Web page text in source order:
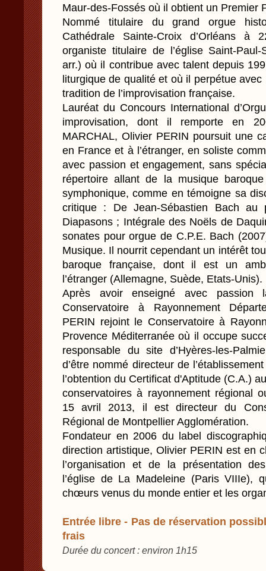
Maur-des-Fossés où il obtient un
Nommé titulaire du grand orgue
Cathédrale Sainte-Croix d’Orléans
organiste titulaire de l’église Saint-
arr.) où il contribue avec talent depuis
liturgique de qualité et où il perpétue
tradition de l’improvisation française.
Lauréat du Concours International
improvisation, dont il remporte en
MARCHAL, Olivier PERIN poursuit une
en France et à l’étranger, en soliste
avec passion et engagement, sans
répertoire allant de la musique
symphonique, comme en témoigne sa
critique : De Jean-Sébastien Bach au
Diapasons ; Intégrale des Noëls de
sonates pour orgue de C.P.E. Bach
Musique. Il nourrit cependant un intérêt
baroque française, dont il est un
l’étranger (Allemagne, Suède, Etats-Unis).
Après avoir enseigné avec passion
Conservatoire à Rayonnement
PERIN rejoint le Conservatoire à
Provence Méditerranée où il occupe
responsable du site d’Hyères-les-
d’être nommé directeur de
l’obtention du Certificat d'Aptitude (C.A.)
conservatoires à rayonnement régional
15 avril 2013, il est directeur du
Régional de Montpellier Agglomération.
Fondateur en 2006 du label
direction artistique, Olivier PERIN est en
l’organisation et de la présentation
l’église de La Madeleine (Paris VIIIe),
chœurs venus du monde entier et les
Entrée libre - Pas de réservation
frais
Durée du concert : environ 1h15